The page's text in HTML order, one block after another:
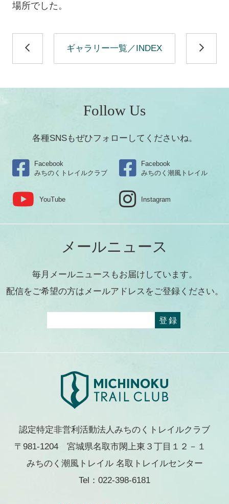
場所でした。
ギャラリー一覧／INDEX
Follow Us
各種SNSもぜひフォローしてくださいね。
Facebook
みちのくトレイルクラブ
Facebook
みちのく潮風トレイル
YouTube Instagram
メールニュース
毎月メールニュースもお届けしています。
配信をご希望の方はメールアドレスをご登録ください。
認定特定非営利活動法人みちのくトレイルクラブ
〒981-1204 宮城県名取市閖上東３丁目１２－１
みちのく潮風トレイル 名取トレイルセンター
Tel：022-398-6181